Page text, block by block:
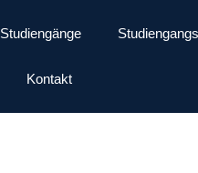
Studiengänge
Kontakt